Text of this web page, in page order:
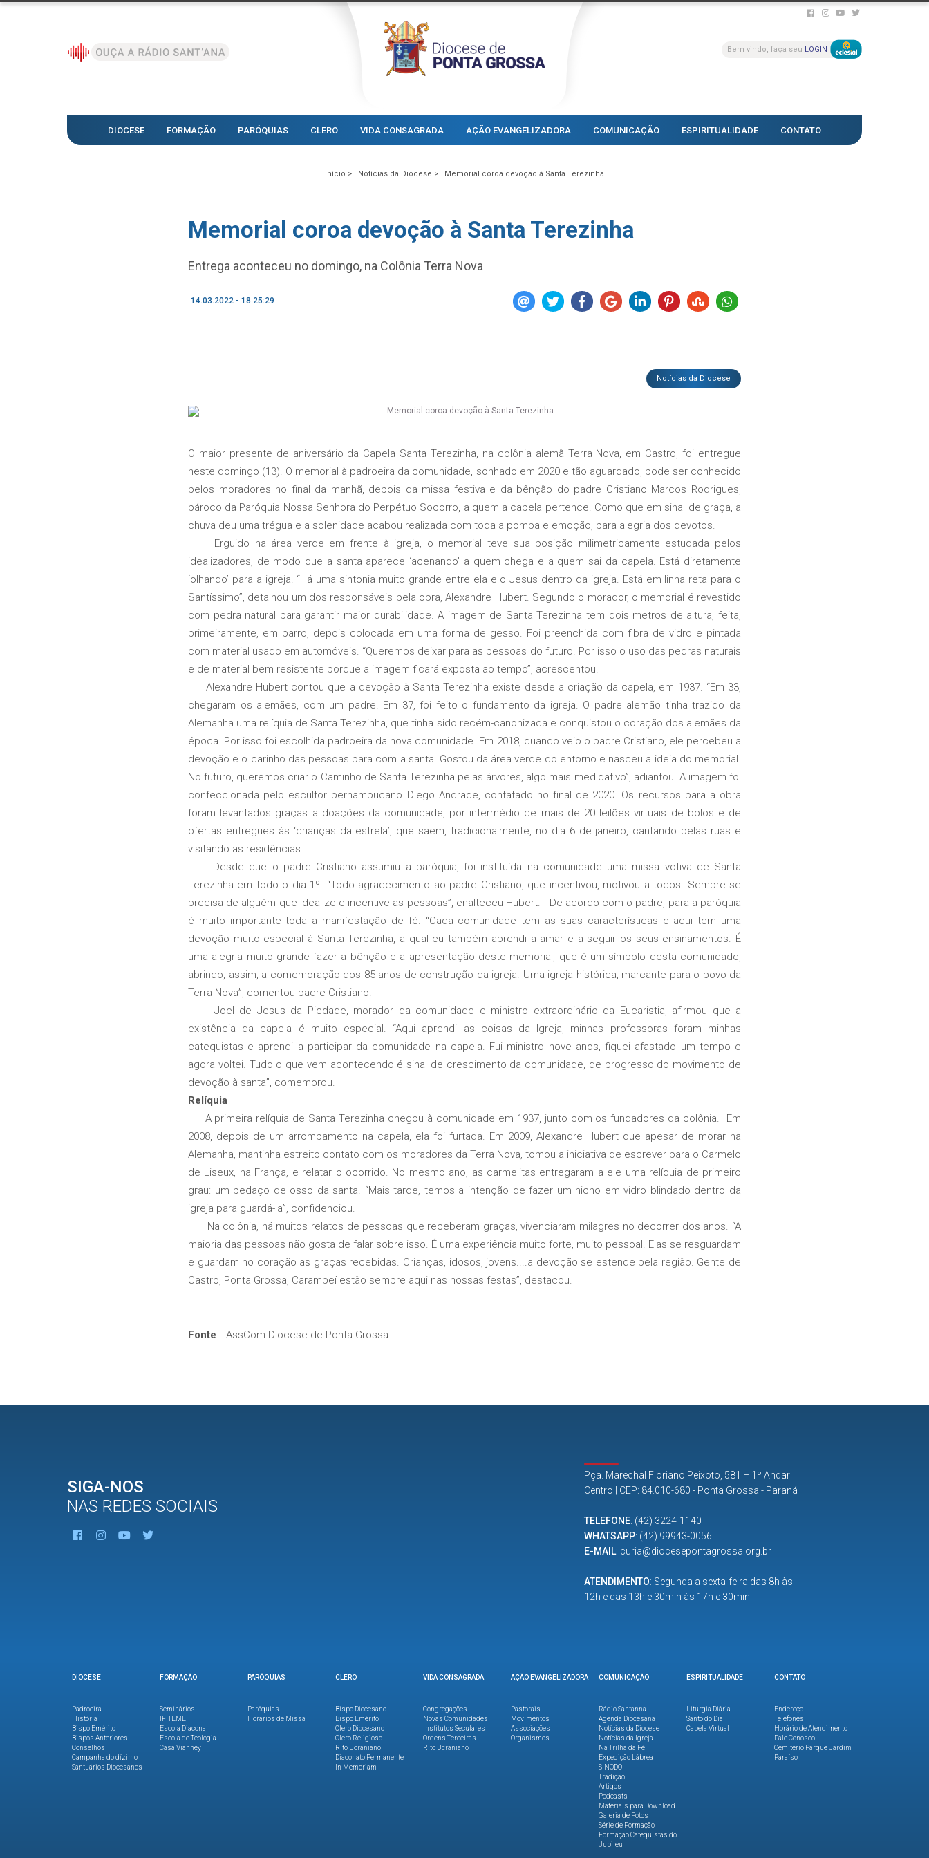
Bem vindo, faça seu LOGIN
DIOCESE FORMAÇÃO PARÓQUIAS CLERO VIDA CONSAGRADA AÇÃO EVANGELIZADORA COMUNICAÇÃO ESPIRITUALIDADE CONTATO
Início > Notícias da Diocese > Memorial coroa devoção à Santa Terezinha
Memorial coroa devoção à Santa Terezinha
Entrega aconteceu no domingo, na Colônia Terra Nova
14.03.2022 - 18:25:29
Notícias da Diocese
O maior presente de aniversário da Capela Santa Terezinha, na colônia alemã Terra Nova, em Castro, foi entregue
neste domingo (13). O memorial à padroeira da comunidade, sonhado em 2020 e tão aguardado, pode ser conhecido
pelos moradores no final da manhã, depois da missa festiva e da bênção do padre Cristiano Marcos Rodrigues,
pároco da Paróquia Nossa Senhora do Perpétuo Socorro, a quem a capela pertence. Como que em sinal de graça, a
chuva deu uma trégua e a solenidade acabou realizada com toda a pomba e emoção, para alegria dos devotos.
Erguido na área verde em frente à igreja, o memorial teve sua posição milimetricamente estudada pelos
idealizadores, de modo que a santa aparece ‘acenando’ a quem chega e a quem sai da capela. Está diretamente
‘olhando’ para a igreja. “Há uma sintonia muito grande entre ela e o Jesus dentro da igreja. Está em linha reta para o
Santíssimo”, detalhou um dos responsáveis pela obra, Alexandre Hubert. Segundo o morador, o memorial é revestido
com pedra natural para garantir maior durabilidade. A imagem de Santa Terezinha tem dois metros de altura, feita,
primeiramente, em barro, depois colocada em uma forma de gesso. Foi preenchida com fibra de vidro e pintada
com material usado em automóveis. “Queremos deixar para as pessoas do futuro. Por isso o uso das pedras naturais
e de material bem resistente porque a imagem ficará exposta ao tempo”, acrescentou.
Alexandre Hubert contou que a devoção à Santa Terezinha existe desde a criação da capela, em 1937. “Em 33,
chegaram os alemães, com um padre. Em 37, foi feito o fundamento da igreja. O padre alemão tinha trazido da
Alemanha uma relíquia de Santa Terezinha, que tinha sido recém-canonizada e conquistou o coração dos alemães da
época. Por isso foi escolhida padroeira da nova comunidade. Em 2018, quando veio o padre Cristiano, ele percebeu a
devoção e o carinho das pessoas para com a santa. Gostou da área verde do entorno e nasceu a ideia do memorial.
No futuro, queremos criar o Caminho de Santa Terezinha pelas árvores, algo mais medidativo”, adiantou. A imagem foi
confeccionada pelo escultor pernambucano Diego Andrade, contatado no final de 2020. Os recursos para a obra
foram levantados graças a doações da comunidade, por intermédio de mais de 20 leilões virtuais de bolos e de
ofertas entregues às ‘crianças da estrela’, que saem, tradicionalmente, no dia 6 de janeiro, cantando pelas ruas e
visitando as residências.
Desde que o padre Cristiano assumiu a paróquia, foi instituída na comunidade uma missa votiva de Santa
Terezinha em todo o dia 1º. “Todo agradecimento ao padre Cristiano, que incentivou, motivou a todos. Sempre se
precisa de alguém que idealize e incentive as pessoas”, enalteceu Hubert. De acordo com o padre, para a paróquia
é muito importante toda a manifestação de fé. “Cada comunidade tem as suas características e aqui tem uma
devoção muito especial à Santa Terezinha, a qual eu também aprendi a amar e a seguir os seus ensinamentos. É
uma alegria muito grande fazer a bênção e a apresentação deste memorial, que é um símbolo desta comunidade,
abrindo, assim, a comemoração dos 85 anos de construção da igreja. Uma igreja histórica, marcante para o povo da
Terra Nova”, comentou padre Cristiano.
Joel de Jesus da Piedade, morador da comunidade e ministro extraordinário da Eucaristia, afirmou que a
existência da capela é muito especial. “Aqui aprendi as coisas da Igreja, minhas professoras foram minhas
catequistas e aprendi a participar da comunidade na capela. Fui ministro nove anos, fiquei afastado um tempo e
agora voltei. Tudo o que vem acontecendo é sinal de crescimento da comunidade, de progresso do movimento de
devoção à santa”, comemorou.
Relíquia
A primeira relíquia de Santa Terezinha chegou à comunidade em 1937, junto com os fundadores da colônia. Em
2008, depois de um arrombamento na capela, ela foi furtada. Em 2009, Alexandre Hubert que apesar de morar na
Alemanha, mantinha estreito contato com os moradores da Terra Nova, tomou a iniciativa de escrever para o Carmelo
de Liseux, na França, e relatar o ocorrido. No mesmo ano, as carmelitas entregaram a ele uma relíquia de primeiro
grau: um pedaço de osso da santa. “Mais tarde, temos a intenção de fazer um nicho em vidro blindado dentro da
igreja para guardá-la”, confidenciou.
Na colônia, há muitos relatos de pessoas que receberam graças, vivenciaram milagres no decorrer dos anos. “A
maioria das pessoas não gosta de falar sobre isso. É uma experiência muito forte, muito pessoal. Elas se resguardam
e guardam no coração as graças recebidas. Crianças, idosos, jovens....a devoção se estende pela região. Gente de
Castro, Ponta Grossa, Carambeí estão sempre aqui nas nossas festas”, destacou.
Fonte AssCom Diocese de Ponta Grossa
SIGA-NOS
NAS REDES SOCIAIS
Pça. Marechal Floriano Peixoto, 581 – 1º Andar
Centro | CEP: 84.010-680 - Ponta Grossa - Paraná
TELEFONE: (42) 3224-1140
WHATSAPP: (42) 99943-0056
E-MAIL: curia@diocesepontagrossa.org.br
ATENDIMENTO: Segunda a sexta-feira das 8h às
12h e das 13h e 30min às 17h e 30min
DIOCESE
Padroeira
História
Bispo Emérito
Bispos Anteriores
Conselhos
Campanha do dízimo
Santuários Diocesanos
FORMAÇÃO
Seminários
IFITEME
Escola Diaconal
Escola de Teologia
Casa Vianney
PARÓQUIAS
Paróquias
Horários de Missa
CLERO
Bispo Diocesano
Bispo Emérito
Clero Diocesano
Clero Religioso
Rito Ucraniano
Diaconato Permanente
In Memoriam
VIDA CONSAGRADA
Congregações
Novas Comunidades
Institutos Seculares
Ordens Terceiras
Rito Ucraniano
AÇÃO EVANGELIZADORA
Pastorais
Movimentos
Associações
Organismos
COMUNICAÇÃO
Rádio Santanna
Agenda Diocesana
Notícias da Diocese
Notícias da Igreja
Na Trilha da Fé
Expedição Lábrea
SINODO
Tradição
Artigos
Podcasts
Materiais para Download
Galeria de Fotos
Série de Formação
Formação Catequistas do
Jubileu
ESPIRITUALIDADE
Liturgia Diária
Santo do Dia
Capela Virtual
CONTATO
Endereço
Telefones
Horário de Atendimento
Fale Conosco
Cemitério Parque Jardim
Paraíso